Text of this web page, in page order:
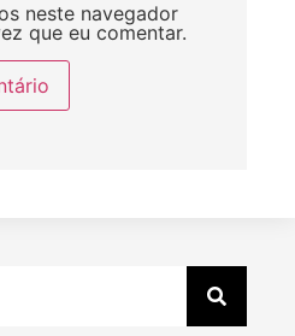
neste navegador
que eu comentar.